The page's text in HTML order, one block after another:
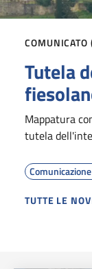
COMUNICATO
Tutela
Mappatura
tutela
TUTTE LE